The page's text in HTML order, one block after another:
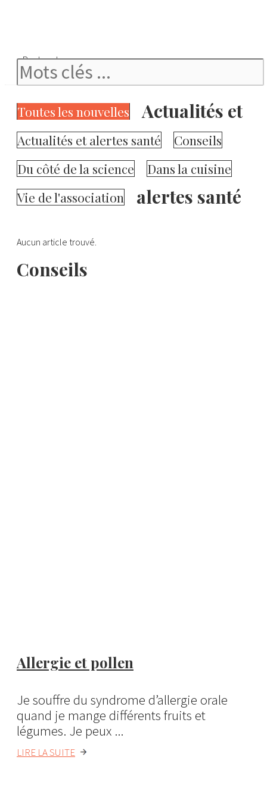
Rechercher
Toutes les nouvelles
Actualités et alertes santé
Conseils
Du côté de la science
Dans la cuisine
Vie de l'association
Actualités et
alertes santé
Aucun article trouvé.
Conseils
Allergie et pollen
Je souffre du syndrome d’allergie orale
quand je mange différents fruits et
légumes. Je peux ...
LIRE LA SUITE